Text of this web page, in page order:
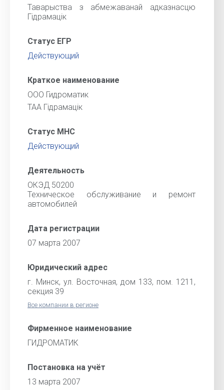
Таварыства з абмежаванай адказнасцю
Гiдрамацiк
Статус ЕГР
Действующий
Краткое наименование
ООО Гидроматик
ТАА Гiдрамацiк
Статус МНС
Действующий
Деятельность
ОКЭД 50200
Техническое обслуживание и ремонт
автомобилей
Дата регистрации
07 марта 2007
Юридический адрес
г. Минск, ул. Восточная, дом 133, пом. 1211,
секция 39
Все компании в регионе
Фирменное наименование
ГИДРОМАТИК
Постановка на учёт
13 марта 2007